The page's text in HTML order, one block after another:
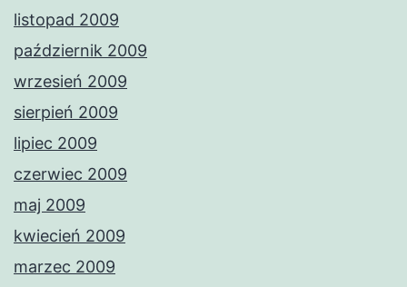
listopad 2009
październik 2009
wrzesień 2009
sierpień 2009
lipiec 2009
czerwiec 2009
maj 2009
kwiecień 2009
marzec 2009